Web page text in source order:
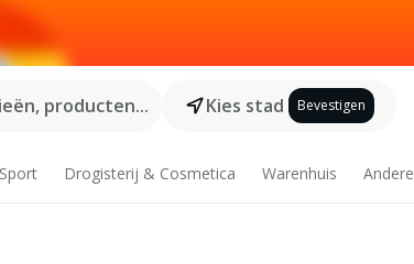
producten...
Kies stad Bevestigen
Drogisterij & Cosmetica Warenhuis Andere